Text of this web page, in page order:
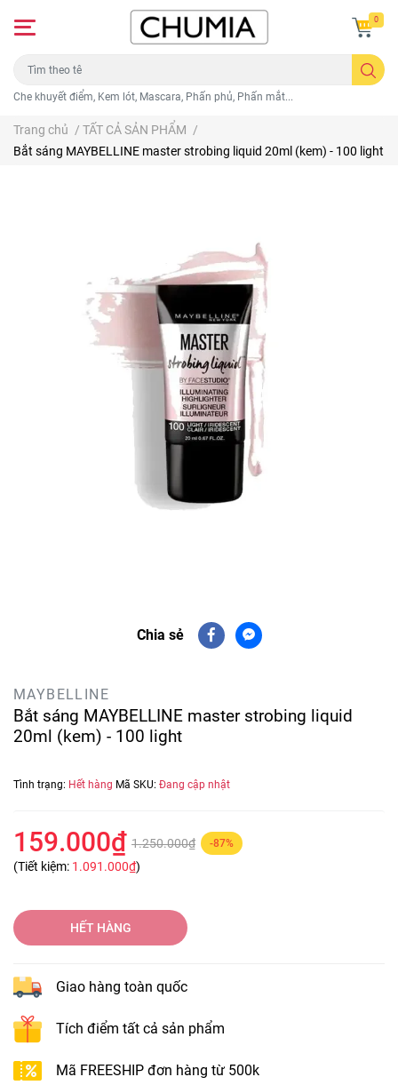
Che khuyết điểm, Kem lót, Mascara, Phấn phủ, Phấn mắt...
0
Trang chủ / TẤT CẢ SẢN PHẨM /
Bắt sáng MAYBELLINE master strobing liquid 20ml (kem) - 100 light
Chia sẻ
MAYBELLINE
Bắt sáng MAYBELLINE master strobing liquid
20ml (kem) - 100 light
Tình trạng: Hết hàng Mã SKU: Đang cập nhật
159.000₫ 1.250.000₫ -87%
(Tiết kiệm: 1.091.000₫)
HẾT HÀNG
Giao hàng toàn quốc
Tích điểm tất cả sản phẩm
Mã FREESHIP đơn hàng từ 500k